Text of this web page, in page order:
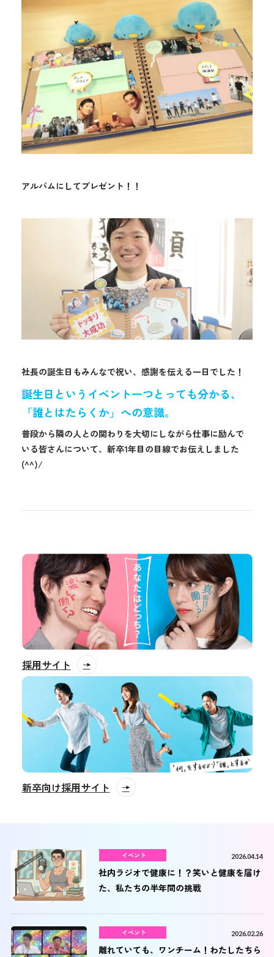
アルバムにしてプレゼント！！
社長の誕生日もみんなで祝い、感謝を伝える一日でした！
誕生日というイベント一つとっても分かる、
「誰とはたらくか」への意識。
普段から隣の人との関わりを大切にしながら仕事に励んで
いる皆さんについて、新卒1年目の目線でお伝えしました
(^^)/
採用サイト
新卒向け採用サイト
イベント 2026.04.14
社内ラジオで健康に！？笑いと健康を届け
た、私たちの半年間の挑戦
イベント 2026.02.26
離れていても、ワンチーム！わたしたちら